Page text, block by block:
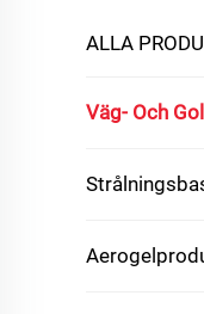
ALLA
Väg- Och